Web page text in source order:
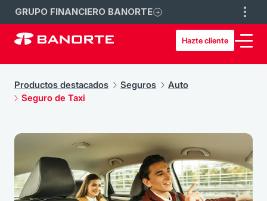
GRUPO FINANCIERO BANORTE
Hazte cliente
Productos destacados Seguros
Auto
Seguro de Taxi